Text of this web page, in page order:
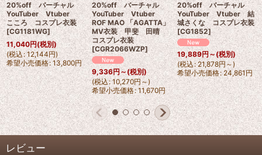
20%off バーチャル
YouTuber Vtuber
こころ コスプレ衣装
[CG1181WG]
11,040円(税別)
(税込: 12,144円)
希望小売価格: 13,800円
20%off バーチャル
YouTuber Vtuber
ROF MAO 「AGATTA」
MV衣装 甲斐 田晴
コスプレ衣装
[CGR2066WZP]
9,336円～(税別)
(税込: 10,270円～)
希望小売価格: 11,670円
20%off バーチャル
YouTuber Vtuber 結
城さくな コスプレ衣装
[CG1852]
19,889円～(税別)
(税込: 21,878円～)
希望小売価格: 24,861円
レビュー